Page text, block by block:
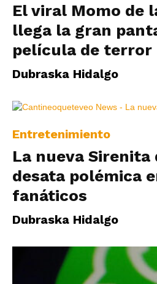
El viral Momo de
llega la gran
película de terror
Dubraska Hidalgo
Entretenimiento
La nueva Sirenita
desata polémica
fanáticos
Dubraska Hidalgo